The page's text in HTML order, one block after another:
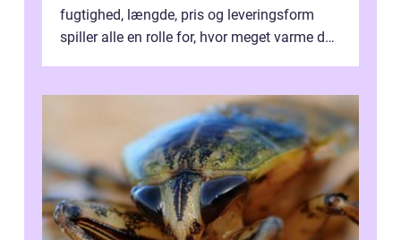
fugtighed, længde, pris og leveringsform
spiller alle en rolle for, hvor meget varme du